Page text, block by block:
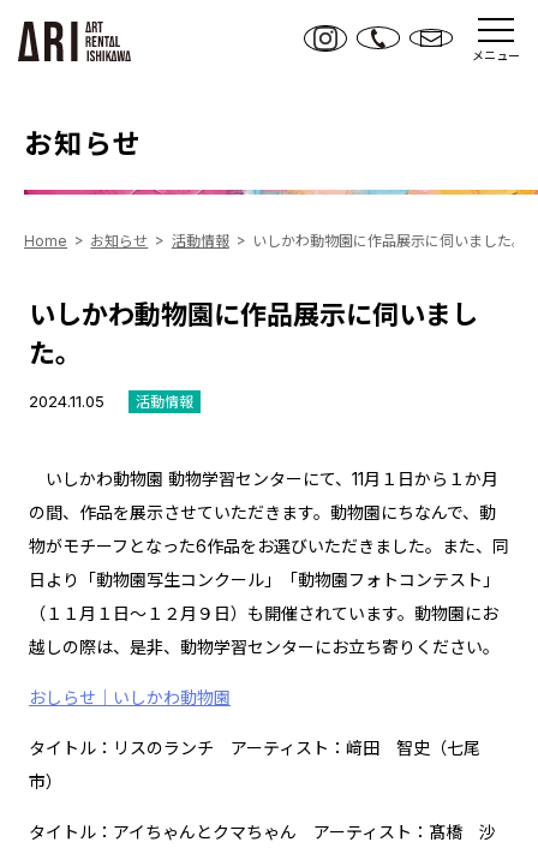
メニュー
お知らせ
Home お知らせ 活動情報 いしかわ動物園に作品展示に伺いました。
いしかわ動物園に作品展示に伺いまし
た。
2024.11.05 活動情報
いしかわ動物園 動物学習センターにて、11月１日から１か月
の間、作品を展示させていただきます。動物園にちなんで、動
物がモチーフとなった6作品をお選びいただきました。また、同
日より「動物園写生コンクール」「動物園フォトコンテスト」
（１１月１日～１２月９日）も開催されています。動物園にお
越しの際は、是非、動物学習センターにお立ち寄りください。
おしらせ｜いしかわ動物園
タイトル：リスのランチ アーティスト：﨑田 智史（七尾
市）
タイトル：アイちゃんとクマちゃん アーティスト：髙橋 沙